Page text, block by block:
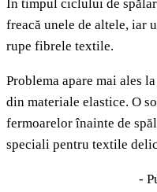
În timpul ciclului de
freacă unele de altele, iar
rupe fibrele textile.
Problema apare mai ales
din materiale elastice. O
fermoarelor înainte de
speciali pentru textile
-